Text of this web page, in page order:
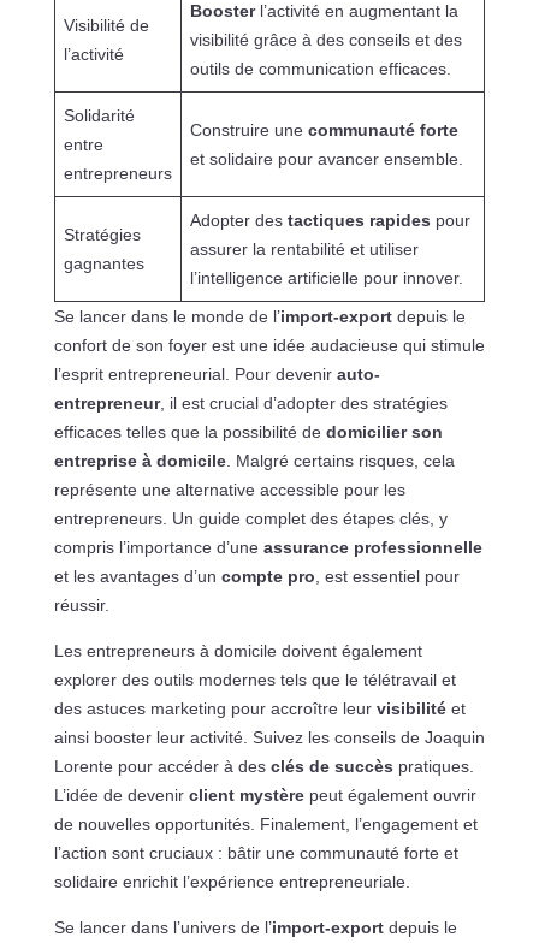
Visibilité de
l’activité
Boosterl’activité en augmentant la
visibilité grâce à des conseils et des
outils de communication efficaces.
Solidarité
entre
entrepreneurs
Construire une communauté forte
et solidaire pour avancer ensemble.
Stratégies
gagnantes
Adopter des tactiques rapides pour
assurer la rentabilité et utiliser
l’intelligence artificielle pour innover.
Se lancer dans le monde de l’import-exportdepuis le
confort de son foyer est une idée audacieuse qui stimule
l’esprit entrepreneurial. Pour devenir auto-
entrepreneur, il est crucial d’adopter des stratégies
efficaces telles que la possibilité de domicilier son
entreprise à domicile. Malgré certains risques, cela
représente une alternative accessible pour les
entrepreneurs. Un guide complet des étapes clés, y
compris l’importance d’une assurance professionnelle
et les avantages d’un compte pro, est essentiel pour
réussir.
Les entrepreneurs à domicile doivent également
explorer des outils modernes tels que le télétravail et
des astuces marketing pour accroître leur visibilitéet
ainsi booster leur activité. Suivez les conseils de Joaquin
Lorente pour accéder à des clés de succès pratiques.
L’idée de devenir client mystèrepeut également ouvrir
de nouvelles opportunités. Finalement, l’engagement et
l’action sont cruciaux : bâtir une communauté forte et
solidaire enrichit l’expérience entrepreneuriale.
Se lancer dans l’univers de l’import-exportdepuis le